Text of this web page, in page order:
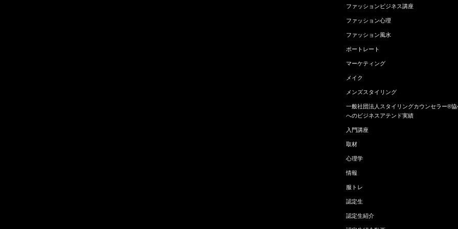
ファッションビジネス講座
ファッション心理
ファッション風水
ポートレート
マーケティング
メイク
メンズスタイリング
一般社団法人スタイリングカウンセラー®協
へのビジネスアテンド実績
入門講座
取材
心理学
情報
服トレ
認定生
認定生紹介